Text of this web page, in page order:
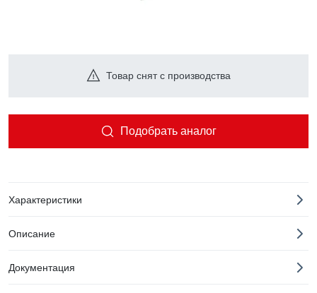
Товар снят с производства
Подобрать аналог
Характеристики
Описание
Документация